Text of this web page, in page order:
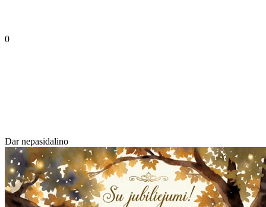
0
Dar nepasidalino